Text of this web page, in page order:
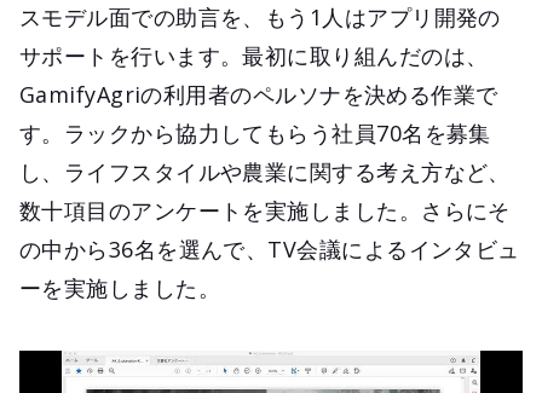
スモデル面での助言を、もう1人はアプリ開発の
サポートを行います。最初に取り組んだのは、
GamifyAgriの利用者のペルソナを決める作業で
す。ラックから協力してもらう社員70名を募集
し、ライフスタイルや農業に関する考え方など、
数十項目のアンケートを実施しました。さらにそ
の中から36名を選んで、TV会議によるインタビュ
ーを実施しました。